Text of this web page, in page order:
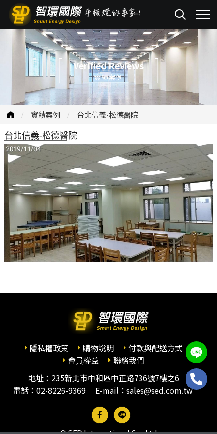
Verified Reviews
實績案例
實績案例 台北信義-松德醫院
台北信義-松德醫院
隱私權政策 購物說明
付款與配送方式
會員權益
聯絡我們
地址：235新北市中和區中正路736號7樓之6
電話： 02-8226-9369 E-mail：sales@sed.com.tw